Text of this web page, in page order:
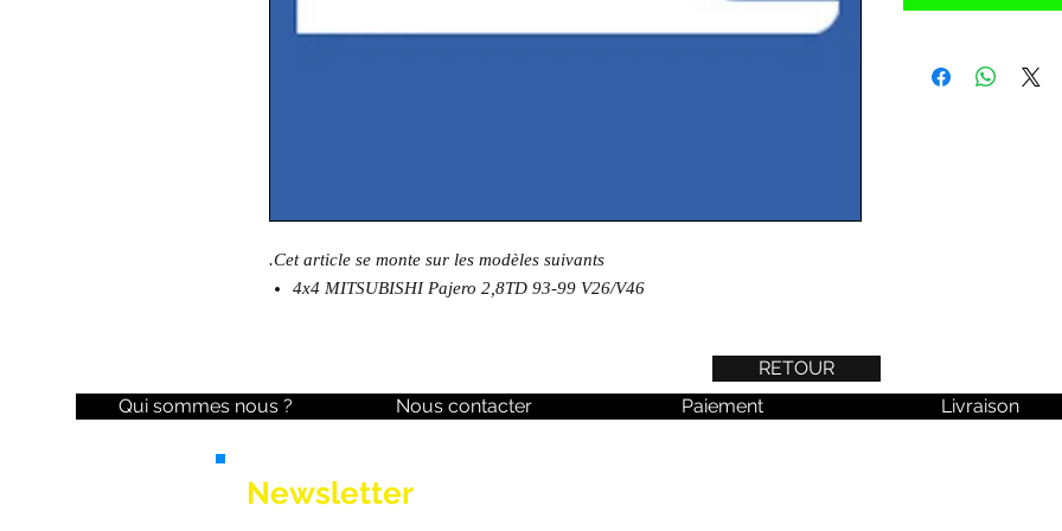
.Cet article se monte sur les modèles suivants
4x4 MITSUBISHI Pajero 2,8TD 93-99 V26/V46
RETOUR
Qui sommes nous ?
Nous contacter Paiement Livraison
Newsletter